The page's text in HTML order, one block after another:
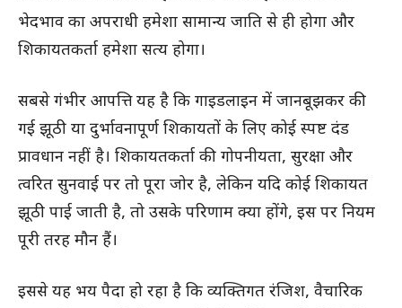
भेदभाव का अपराधी हमेशा सामान्य जाति से ही होगा और
शिकायतकर्ता हमेशा सत्य होगा।
सबसे गंभीर आपत्ति यह है कि गाइडलाइन में जानबूझकर की
गई झूठी या दुर्भावनापूर्ण शिकायतों के लिए कोई स्पष्ट दंड
प्रावधान नहीं है। शिकायतकर्ता की गोपनीयता, सुरक्षा और
त्वरित सुनवाई पर तो पूरा जोर है, लेकिन यदि कोई शिकायत
झूठी पाई जाती है, तो उसके परिणाम क्या होंगे, इस पर नियम
पूरी तरह मौन हैं।
इससे यह भय पैदा हो रहा है कि व्यक्तिगत रंजिश, वैचारिक